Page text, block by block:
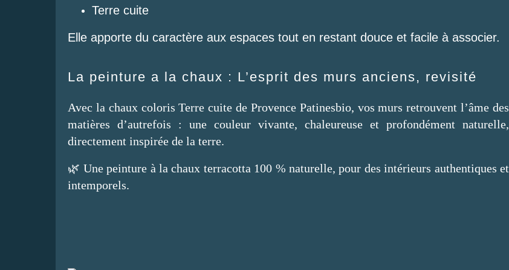
Terre cuite
Elle apporte du caractère aux espaces tout en restant douce et facile à associer.
La peinture a la chaux : L’esprit des murs anciens, revisité
Avec la chaux coloris Terre cuite de Provence Patinesbio, vos murs retrouvent l’âme des
matières d’autrefois : une couleur vivante, chaleureuse et profondément naturelle,
directement inspirée de la terre.
🌿 Une peinture à la chaux terracotta 100 % naturelle, pour des intérieurs authentiques et
intemporels.